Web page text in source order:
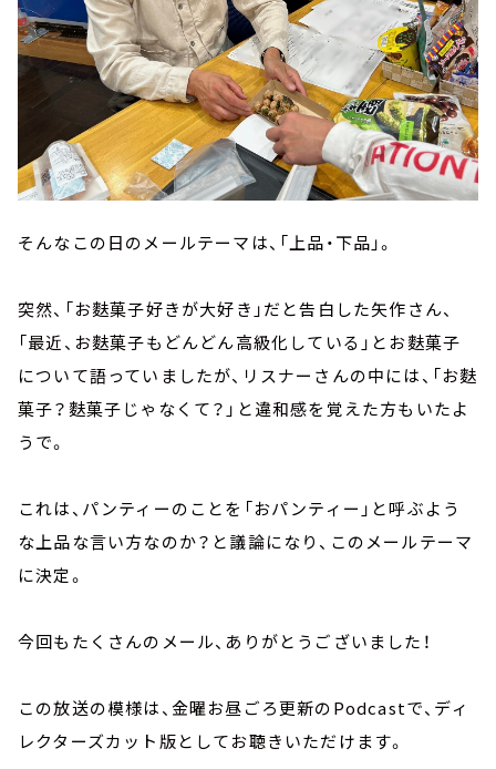
そんなこの日のメールテーマは、「上品・下品」。
突然、「お麩菓子好きが大好き」だと告白した矢作さん、
「最近、お麩菓子もどんどん高級化している」とお麩菓子
について語っていましたが、リスナーさんの中には、「お麩
菓子？麩菓子じゃなくて？」と違和感を覚えた方もいたよ
うで。
これは、パンティーのことを「おパンティー」と呼ぶよう
な上品な言い方なのか？と議論になり、このメールテーマ
に決定。
今回もたくさんのメール、ありがとうございました！
この放送の模様は、金曜お昼ごろ更新のPodcastで、ディ
レクターズカット版としてお聴きいただけます。